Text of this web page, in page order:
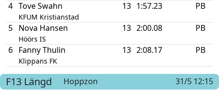
4 Tove Swahn
KFUM Kristianstad
13 1:57.23 PB
5 Nova Hansen
Höörs IS
13 2:00.08 PB
6 Fanny Thulin
Klippans FK
13 2:08.17 PB
F13 Längd Hoppzon
31/5 12:15